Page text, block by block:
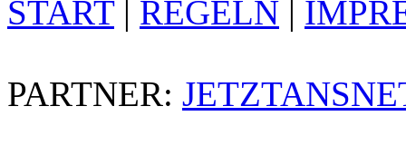
START| REGELN |
PARTNER: